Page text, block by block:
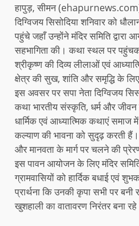
हापुड़, सीमन (ehapurnews.com):
दिग्विजय सिसोदिया शनिवार को
पहुंचे जहाँ उन्होंने मंदिर समिति द्वारा
सहभागिता की। कथा स्थल पर
श्रीकृष्ण की दिव्य लीलाओं एवं
क्षेत्र की सुख, शांति और समृद्धि के लिए
इस अवसर पर सपा नेता दिग्विजय
कथा भारतीय संस्कृति, धर्म और
धार्मिक एवं आध्यात्मिक कथाएं समाज
कल्याण की भावना को सुदृढ़ करती
और मानवता के मार्ग पर चलने की
इस पावन आयोजन के लिए मंदिर
ग्रामवासियों को हार्दिक बधाई एवं
प्रार्थना कि उनकी कृपा सभी पर
खुशहाली का वातावरण निरंतर बना